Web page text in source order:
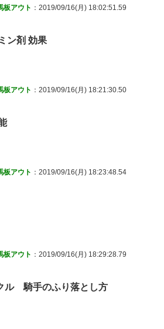
板アウト ：2019/09/16(月) 18:02:51.59
ン剤 効果
板アウト ：2019/09/16(月) 18:21:30.50
板アウト ：2019/09/16(月) 18:23:48.54
板アウト ：2019/09/16(月) 18:29:28.79
ル 騎手のふり落とし方